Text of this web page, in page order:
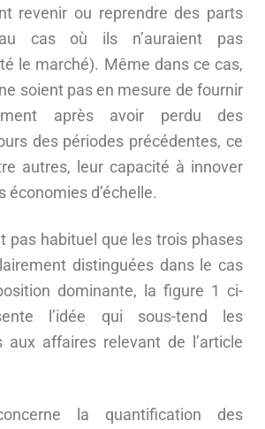
revenir ou reprendre des parts
cas où ils n’auraient pas
le marché). Même dans ce cas,
soient pas en mesure de fournir
après avoir perdu des
des périodes précédentes, ce
autres, leur capacité à innover
économies d’échelle.
pas habituel que les trois phases
distinguées dans le cas
dominante, la figure 1 ci-
l’idée qui sous-tend les
aux affaires relevant de l’article
la quantification des